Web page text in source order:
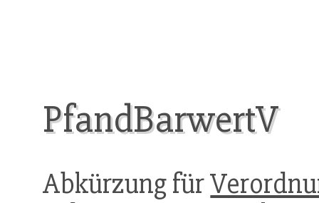
PfandBarwertV
Abkürzung für